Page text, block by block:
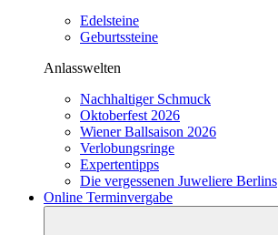
Edelsteine
Geburtssteine
Anlasswelten
Nachhaltiger Schmuck
Oktoberfest 2026
Wiener Ballsaison 2026
Verlobungsringe
Expertentipps
Die vergessenen Juweliere Berlins
Online Terminvergabe